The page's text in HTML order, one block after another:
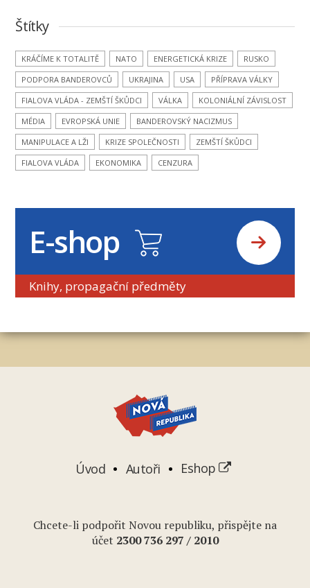
Štítky
KRÁČÍME K TOTALITĚ NATO ENERGETICKÁ KRIZE
RUSKO
PODPORA BANDEROVCŮ
UKRAJINA USA
PŘÍPRAVA VÁLKY
FIALOVA VLÁDA - ZEMŠTÍ ŠKŮDCI
VÁLKA
KOLONIÁLNÍ ZÁVISLOST
MÉDIA
EVROPSKÁ UNIE
BANDEROVSKÝ NACIZMUS
MANIPULACE A LŽI
KRIZE SPOLEČNOSTI
ZEMŠTÍ ŠKŮDCI
FIALOVA VLÁDA
EKONOMIKA CENZURA
E-shop
Knihy, propagační předměty
Úvod Autoři Eshop
Chcete-li podpořit Novou republiku, přispějte na
účet 2300 736 297 / 2010